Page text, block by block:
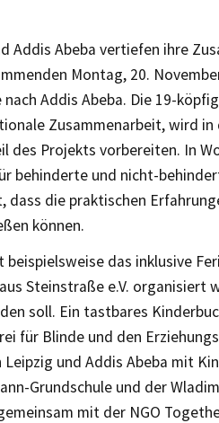
Addis Abeba vertiefen ihre
Montag, 20.
Addis Abeba. Die 19-
Zusammenarbeit, wird in
des Projekts vorbereiten. In
behinderte und nicht-
dass die praktischen
können.
das inklusive
Steinstraße e.V. organisiert
soll. Ein tastbares
für Blinde und den
und Addis Abeba mit
Grundschule und der
mit der NGO